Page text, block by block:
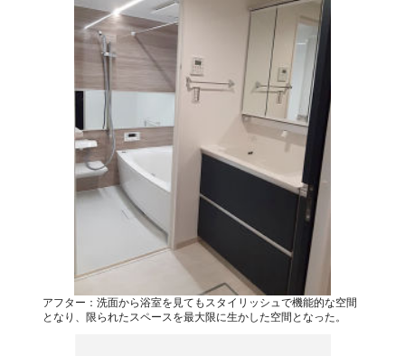
アフター：洗面から浴室を見てもスタイリッシュで機能的な空間
となり、限られたスペースを最大限に生かした空間となった。